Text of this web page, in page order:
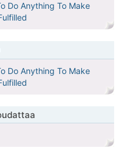
Do Anything To Make
Do Anything To Make